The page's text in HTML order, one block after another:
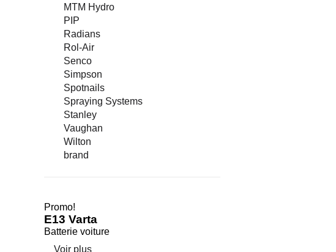
MTM Hydro
PIP
Radians
Rol-Air
Senco
Simpson
Spotnails
Spraying Systems
Stanley
Vaughan
Wilton
brand
Promo!
E13 Varta
Batterie voiture
Voir plus